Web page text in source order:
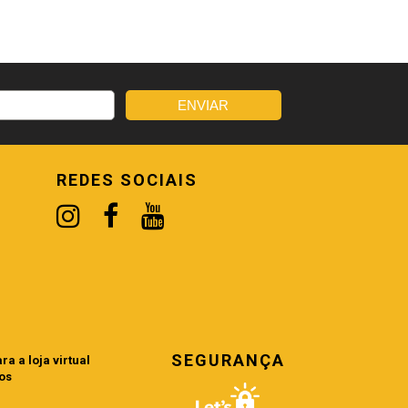
REDES SOCIAIS
a loja virtual
SEGURANÇA